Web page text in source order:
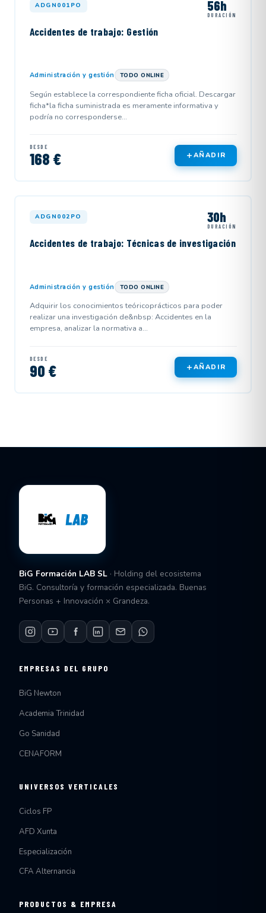
ADGN001PO 56h
DURACIÓN
Accidentes de trabajo: Gestión
Administración y gestión TODO ONLINE
Según establece la correspondiente ficha oficial. Descargar
ficha*la ficha suministrada es meramente informativa y
podría no corresponderse...
DESDE
168 € AÑADIR
ADGN002PO 30h
DURACIÓN
Accidentes de trabajo: Técnicas de investigación
Administración y gestión TODO ONLINE
Adquirir los conocimientos teóricoprácticos para poder
realizar una investigación de&nbsp: Accidentes en la
empresa, analizar la normativa a...
DESDE
90 € AÑADIR
BiG Formación LAB SL · Holding del ecosistema
BiG. Consultoría y formación especializada. Buenas
Personas + Innovación × Grandeza.
EMPRESAS DEL GRUPO
BiG Newton
Academia Trinidad
Go Sanidad
CENAFORM
UNIVERSOS VERTICALES
Ciclos FP
AFD Xunta
Especialización
CFA Alternancia
PRODUCTOS & EMPRESA